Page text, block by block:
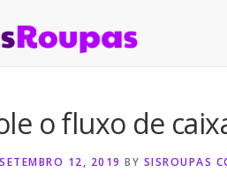
o fluxo de
SETEMBRO 12, 2019 BY SISROUPAS